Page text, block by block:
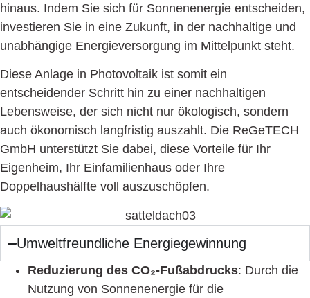
hinaus. Indem Sie sich für Sonnenenergie entscheiden,
investieren Sie in eine Zukunft, in der nachhaltige und
unabhängige Energieversorgung im Mittelpunkt steht.
Diese Anlage in Photovoltaik ist somit ein
entscheidender Schritt hin zu einer nachhaltigen
Lebensweise, der sich nicht nur ökologisch, sondern
auch ökonomisch langfristig auszahlt. Die ReGeTECH
GmbH unterstützt Sie dabei, diese Vorteile für Ihr
Eigenheim, Ihr Einfamilienhaus oder Ihre
Doppelhaushälfte voll auszuschöpfen.
Umweltfreundliche Energiegewinnung
Reduzierung des CO₂-Fußabdrucks: Durch die
Nutzung von Sonnenenergie für die